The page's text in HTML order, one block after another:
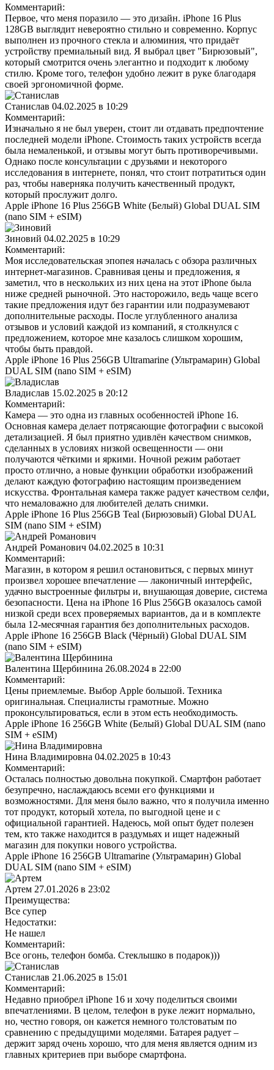
Комментарий:
Первое, что меня поразило — это дизайн. iPhone 16 Plus
128GB выглядит невероятно стильно и современно. Корпус
выполнен из прочного стекла и алюминия, что придаёт
устройству премиальный вид. Я выбрал цвет "Бирюзовый",
который смотрится очень элегантно и подходит к любому
стилю. Кроме того, телефон удобно лежит в руке благодаря
своей эргономичной форме.
Станислав 04.02.2025 в 10:29
Комментарий:
Изначально я не был уверен, стоит ли отдавать предпочтение
последней модели iPhone. Стоимость таких устройств всегда
была немаленькой, и отзывы могут быть противоречивыми.
Однако после консультации с друзьями и некоторого
исследования в интернете, понял, что стоит потратиться один
раз, чтобы наверняка получить качественный продукт,
который прослужит долго.
Apple iPhone 16 Plus 256GB White (Белый) Global DUAL SIM
(nano SIM + eSIM)
Зиновий 04.02.2025 в 10:29
Комментарий:
Моя исследовательская эпопея началась с обзора различных
интернет-магазинов. Сравнивая цены и предложения, я
заметил, что в нескольких из них цена на этот iPhone была
ниже средней рыночной. Это насторожило, ведь чаще всего
такие предложения идут без гарантии или подразумевают
дополнительные расходы. После углубленного анализа
отзывов и условий каждой из компаний, я столкнулся с
предложением, которое мне казалось слишком хорошим,
чтобы быть правдой.
Apple iPhone 16 Plus 256GB Ultramarine (Ультрамарин) Global
DUAL SIM (nano SIM + eSIM)
Владислав 15.02.2025 в 20:12
Комментарий:
Камера — это одна из главных особенностей iPhone 16.
Основная камера делает потрясающие фотографии с высокой
детализацией. Я был приятно удивлён качеством снимков,
сделанных в условиях низкой освещенности — они
получаются чёткими и яркими. Ночной режим работает
просто отлично, а новые функции обработки изображений
делают каждую фотографию настоящим произведением
искусства. Фронтальная камера также радует качеством селфи,
что немаловажно для любителей делать снимки.
Apple iPhone 16 Plus 256GB Teal (Бирюзовый) Global DUAL
SIM (nano SIM + eSIM)
Андрей Романович 04.02.2025 в 10:31
Комментарий:
Магазин, в котором я решил остановиться, с первых минут
произвел хорошее впечатление — лаконичный интерфейс,
удачно выстроенные фильтры и, внушающая доверие, система
безопасности. Цена на iPhone 16 Plus 256GB оказалось самой
низкой среди всех проверяемых вариантов, да и в комплекте
была 12-месячная гарантия без дополнительных расходов.
Apple iPhone 16 256GB Black (Чёрный) Global DUAL SIM
(nano SIM + eSIM)
Валентина Щербинина 26.08.2024 в 22:00
Комментарий:
Цены приемлемые. Выбор Apple большой. Техника
оригинальная. Специалисты грамотные. Можно
проконсультироваться, если в этом есть необходимость.
Apple iPhone 16 256GB White (Белый) Global DUAL SIM (nano
SIM + eSIM)
Нина Владимировна 04.02.2025 в 10:43
Комментарий:
Осталась полностью довольна покупкой. Смартфон работает
безупречно, наслаждаюсь всеми его функциями и
возможностями. Для меня было важно, что я получила именно
тот продукт, который хотела, по выгодной цене и с
официальной гарантией. Надеюсь, мой опыт будет полезен
тем, кто также находится в раздумьях и ищет надежный
магазин для покупки нового устройства.
Apple iPhone 16 256GB Ultramarine (Ультрамарин) Global
DUAL SIM (nano SIM + eSIM)
Артем 27.01.2026 в 23:02
Преимущества:
Все супер
Недостатки:
Не нашел
Комментарий:
Все огонь, телефон бомба. Стеклышко в подарок)))
Станислав 21.06.2025 в 15:01
Комментарий:
Недавно приобрел iPhone 16 и хочу поделиться своими
впечатлениями. В целом, телефон в руке лежит нормально,
но, честно говоря, он кажется немного толстоватым по
сравнению с предыдущими моделями. Батарея радует –
держит заряд очень хорошо, что для меня является одним из
главных критериев при выборе смартфона.